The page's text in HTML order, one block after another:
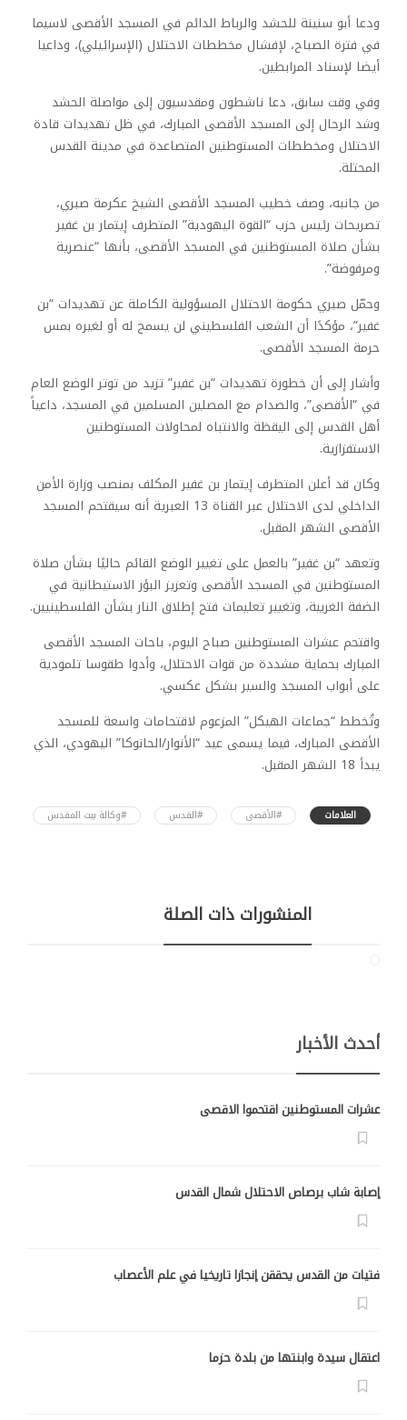
ودعا أبو سنينة للحشد والرباط الدائم في المسجد الأقصى لاسيما
في فترة الصباح، لإفشال مخططات الاحتلال (الإسرائيلي)، وداعيا
أيضا لإسناد المرابطين.
وفي وقت سابق، دعا ناشطون ومقدسيون إلى مواصلة الحشد
وشد الرحال إلى المسجد الأقصى المبارك، في ظل تهديدات قادة
الاحتلال ومخططات المستوطنين المتصاعدة في مدينة القدس
المحتلة.
من جانبه، وصف خطيب المسجد الأقصى الشيخ عكرمة صبري،
تصريحات رئيس حزب “القوة اليهودية” المتطرف إيتمار بن غفير
بشأن صلاة المستوطنين في المسجد الأقصى، بأنها “عنصرية
ومرفوضة”.
وحمّل صبري حكومة الاحتلال المسؤولية الكاملة عن تهديدات “بن
غفير”، مؤكدًا أن الشعب الفلسطيني لن يسمح له أو لغيره بمس
حرمة المسجد الأقصى.
وأشار إلى أن خطورة تهديدات “بن غفير” تزيد من توتر الوضع العام
في “الأقصى”، والصدام مع المصلين المسلمين في المسجد، داعياً
أهل القدس إلى اليقظة والانتباه لمحاولات المستوطنين
الاستفزازية.
وكان قد أعلن المتطرف إيتمار بن غفير المكلف بمنصب وزارة الأمن
الداخلي لدى الاحتلال عبر القناة 13 العبرية أنه سيقتحم المسجد
الأقصى الشهر المقبل.
وتعهد “بن غفير” بالعمل على تغيير الوضع القائم حاليًا بشأن صلاة
المستوطنين في المسجد الأقصى وتعزيز البؤر الاستيطانية في
الضفة الغربية، وتغيير تعليمات فتح إطلاق النار بشأن الفلسطينيين.
واقتحم عشرات المستوطنين صباح اليوم، باحات المسجد الأقصى
المبارك بحماية مشددة من قوات الاحتلال، وأدوا طقوسا تلمودية
على أبواب المسجد والسير بشكل عكسي.
وتُخطط “جماعات الهيكل” المزعوم لاقتحامات واسعة للمسجد
الأقصى المبارك، فيما يسمى عيد “الأنوار/الحانوكا” اليهودي، الذي
يبدأ 18 الشهر المقبل.
العلامات #الأقصى #القدس #وكالة بيت المقدس
المنشورات ذات الصلة
أحدث الأخبار
عشرات المستوطنين اقتحموا الاقصى
إصابة شاب برصاص الاحتلال شمال القدس
فتيات من القدس يحققن إنجازا تاريخيا في علم الأعصاب
اعتقال سيدة وابنتها من بلدة حزما